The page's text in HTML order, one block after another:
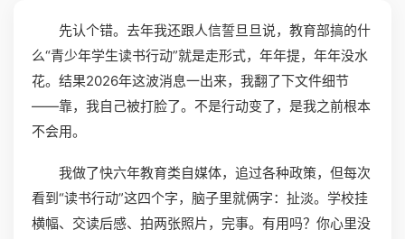
先认个错。去年我还跟人信誓旦旦说，教育部搞的什
么“青少年学生读书行动”就是走形式，年年提，年年没水
花。结果2026年这波消息一出来，我翻了下文件细节
——靠，我自己被打脸了。不是行动变了，是我之前根本
不会用。
我做了快六年教育类自媒体，追过各种政策，但每次
看到“读书行动”这四个字，脑子里就俩字：扯淡。学校挂
横幅、交读后感、拍两张照片，完事。有用吗？你心里没